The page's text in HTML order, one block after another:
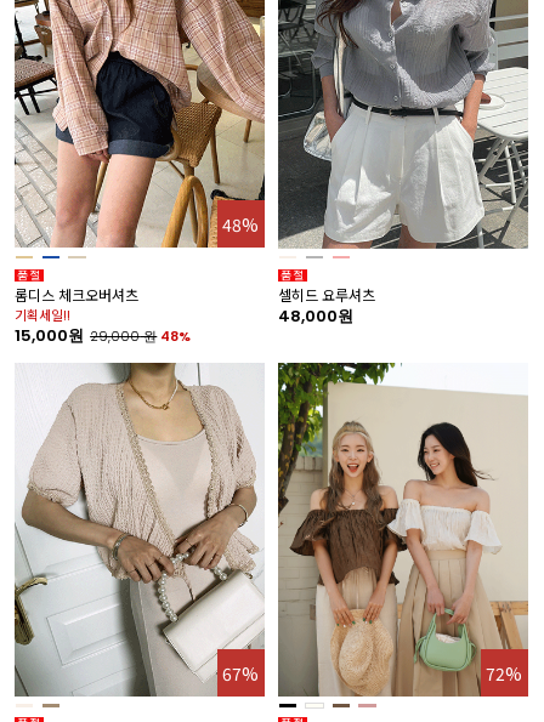
48%
롬디스 체크오버셔츠
기획세일!!
15,000원 29,000원 48%
셀히드 요루셔츠
48,000원
67% 72%